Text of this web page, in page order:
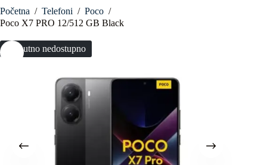
Početna / Telefoni / Poco /
Poco X7 PRO 12/512 GB Black
Trenutno nedostupno